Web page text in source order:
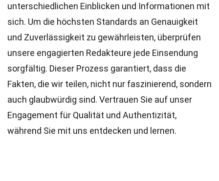
unterschiedlichen Einblicken und Informationen mit
sich. Um die höchsten Standards an Genauigkeit
und Zuverlässigkeit zu gewährleisten, überprüfen
unsere engagierten Redakteure jede Einsendung
sorgfältig. Dieser Prozess garantiert, dass die
Fakten, die wir teilen, nicht nur faszinierend, sondern
auch glaubwürdig sind. Vertrauen Sie auf unser
Engagement für Qualität und Authentizität,
während Sie mit uns entdecken und lernen.